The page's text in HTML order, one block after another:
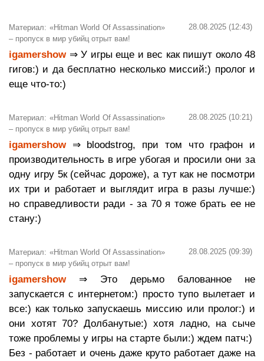
28.08.2025 (12:43)
Материал: «Hitman World Of Assassination»
– пропуск в мир убийц отрыт вам!
igamershow⇒ У игры еще и вес как пишут около 48
гигов:) и да бесплатно несколько миссий:) пролог и
еще что-то:)
28.08.2025 (10:21)
Материал: «Hitman World Of Assassination»
– пропуск в мир убийц отрыт вам!
igamershow⇒ bloodstrog, при том что графон и
производительность в игре убогая и просили они за
одну игру 5к (сейчас дороже), а тут как не посмотри
их три и работает и выглядит игра в разы лучше:)
но справедливости ради - за 70 я тоже брать ее не
стану:)
28.08.2025 (09:39)
Материал: «Hitman World Of Assassination»
– пропуск в мир убийц отрыт вам!
igamershow⇒ Это дерьмо балованное не
запускается с интернетом:) просто тупо вылетает и
все:) как только запускаешь миссию или пролог:) и
они хотят 70? Долбанутые:) хотя ладно, на сыче
тоже проблемы у игры на старте были:) ждем патч:)
Без - работает и очень даже круто работает даже на